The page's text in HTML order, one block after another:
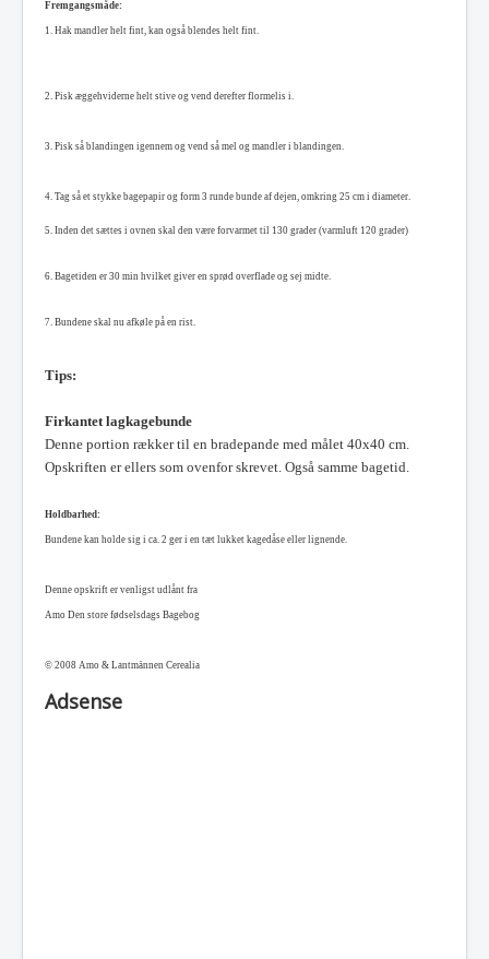
Fremgangsmåde:
1. Hak mandler helt fint, kan også blendes helt fint.
2. Pisk æggehviderne helt stive og vend derefter flormelis i.
3. Pisk så blandingen igennem og vend så mel og mandler i blandingen.
4. Tag så et stykke bagepapir og form 3 runde bunde af dejen, omkring 25 cm i diameter.
5. Inden det sættes i ovnen skal den være forvarmet til 130 grader (varmluft 120 grader)
6. Bagetiden er 30 min hvilket giver en sprød overflade og sej midte.
7. Bundene skal nu afkøle på en rist.
Tips:
Firkantet lagkagebunde
Denne portion rækker til en bradepande med målet 40x40 cm.
Opskriften er ellers som ovenfor skrevet. Også samme bagetid.
Holdbarhed:
Bundene kan holde sig i ca. 2 ger i en tæt lukket kagedåse eller lignende.
Denne opskrift er venligst udlånt fra
Amo Den store fødselsdags Bagebog
© 2008 Amo & Lantmännen Cerealia
Adsense